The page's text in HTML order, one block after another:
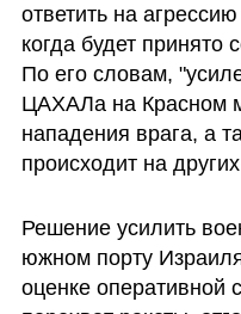
ответить на
когда будет принято
По его словам,
ЦАХАЛа на Красном
нападения врага, а
происходит на
Решение усилить
южном порту
оценке оперативной